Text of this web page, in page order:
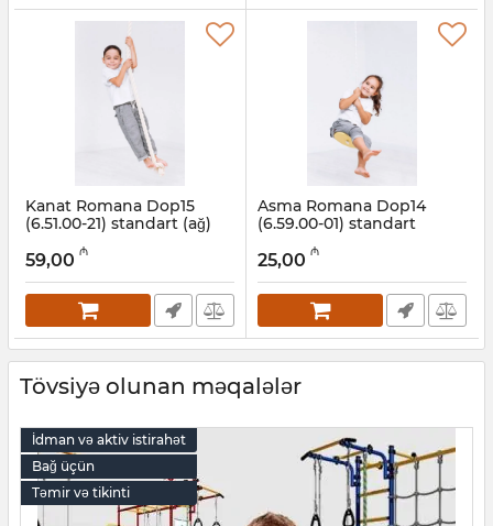
Kanat Romana Dop15
(6.51.00-21) standart (ağ)
001002065
59,00 ₼
Asma Romana Dop14
(6.59.00-01) standart
001002064
25,00 ₼
Tövsiyə olunan məqalələr
İdman və aktiv istirahət
Bağ üçün
Təmir və tikinti